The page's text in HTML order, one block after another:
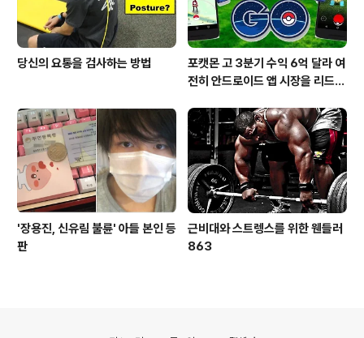
당신의 요통을 검사하는 방법
포캣몬 고 3분기 수익 6억 달라 여
전히 안드로이드 앱 시장을 리드
'장용진, 신유림 불륜' 아들 본인 등
판
근비대와 스트렝스를 위한 웬들러
863